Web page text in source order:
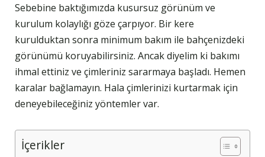
Sebebine baktığımızda kusursuz görünüm ve
kurulum kolaylığı göze çarpıyor. Bir kere
kurulduktan sonra minimum bakım ile bahçenizdeki
görünümü koruyabilirsiniz. Ancak diyelim ki bakımı
ihmal ettiniz ve çimleriniz sararmaya başladı. Hemen
karalar bağlamayın. Hala çimlerinizi kurtarmak için
deneyebileceğiniz yöntemler var.
İçerikler